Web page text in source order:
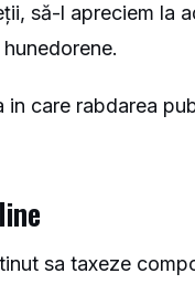
să-l apreciem la
care rabdarea
sa taxeze